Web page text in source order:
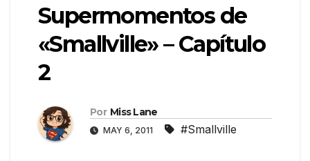
Supermomentos de
«Smallville» – Capítulo
2
Por Miss Lane
MAY 6, 2011 #Smallville